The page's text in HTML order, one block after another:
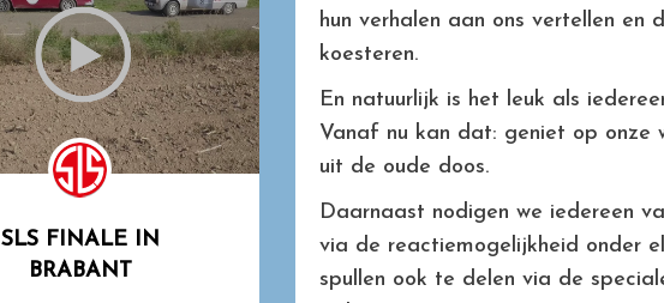
hun verhalen aan ons vertellen en
koesteren.
En natuurlijk is het leuk als
Vanaf nu kan dat: geniet op onze
uit de oude doos.
Daarnaast nodigen we iedereen
via de reactiemogelijkheid onder
spullen ook te delen via de
SLS FINALE IN
BRABANT